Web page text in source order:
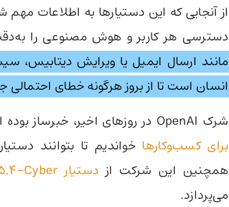
از آنجایی که این دستیارها به اطلاعات
دسترسی هر کاربر و هوش مصنوعی را
مانند ارسال ایمیل یا ویرایش دیتابیس،
انسان است تا از بروز هرگونه خطای احتمالی
شرک OpenAI در روزهای اخیر، خبرساز بوده است. به‌تازگی درمورد
برای کسب‌وکارها خواندیم تا بتوانند
همچنین این شرکت از دستیار GPT-5.4-Cyber
می‌پردازد.